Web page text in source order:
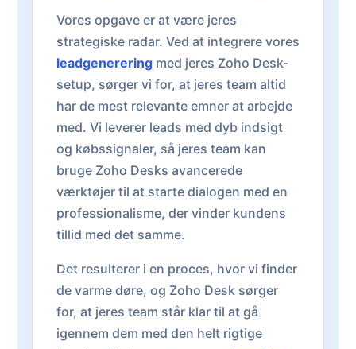
Vores opgave er at være jeres
strategiske radar. Ved at integrere vores
leadgenerering med jeres Zoho Desk-
setup, sørger vi for, at jeres team altid
har de mest relevante emner at arbejde
med. Vi leverer leads med dyb indsigt
og købssignaler, så jeres team kan
bruge Zoho Desks avancerede
værktøjer til at starte dialogen med en
professionalisme, der vinder kundens
tillid med det samme.
Det resulterer i en proces, hvor vi finder
de varme døre, og Zoho Desk sørger
for, at jeres team står klar til at gå
igennem dem med den helt rigtige